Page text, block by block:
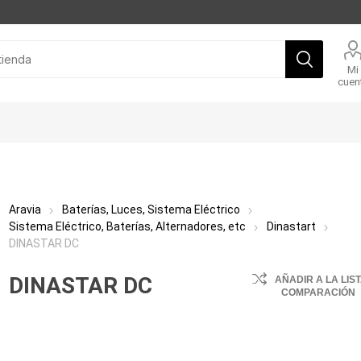
Mi
Aravia
Baterías, Luces, Sistema Eléctrico
Sistema Eléctrico, Baterías, Alternadores, etc
Dinastart
DINASTAR DC
DINASTAR DC
AÑADIR A LA
COMPARACIÓN